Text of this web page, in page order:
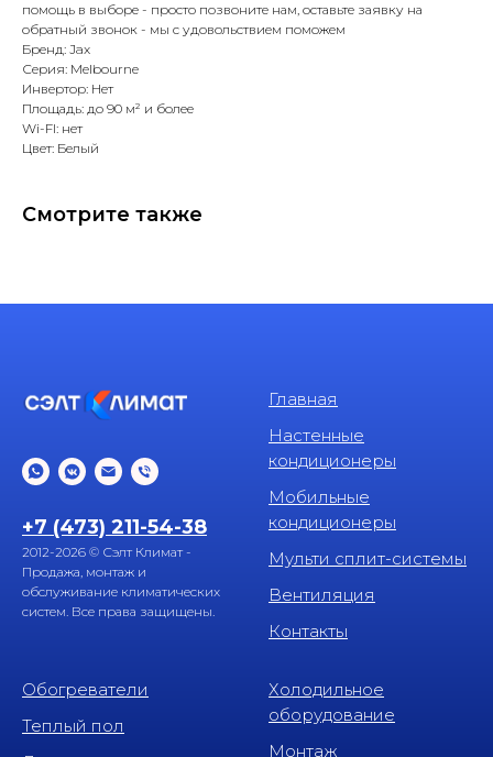
помощь в выборе - просто позвоните нам, оставьте заявку на
обратный звонок - мы с удовольствием поможем
Бренд: Jax
Серия: Melbourne
Инвертор: Нет
Площадь: до 90 м² и более
Wi-FI: нет
Цвет: Белый
Смотрите также
+7 (473) 211-54-38
2012-2026 © Сэлт Климат -
Продажа, монтаж и
обслуживание климатических
систем. Все права защищены.
Главная
Настенные
кондиционеры
Мобильные
кондиционеры
Мульти сплит-системы
Вентиляция
Контакты
Обогреватели
Теплый пол
Холодильное
оборудование
Монтаж